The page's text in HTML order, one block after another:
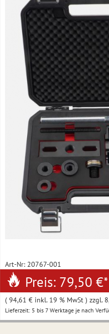
Art-Nr: 20767-001
Preis: 79,50 €*
( 94,61 € inkl. 19 % MwSt ) zzgl.
Lieferzeit: 5 bis 7 Werktage je nach